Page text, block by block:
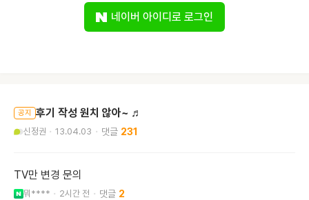
네이버 아이디로 로그인
공지 후기 작성 원치 않아~ ♬
신정권 13.04.03 231
TV만 변경 문의
뭐**** 2시간 전 2